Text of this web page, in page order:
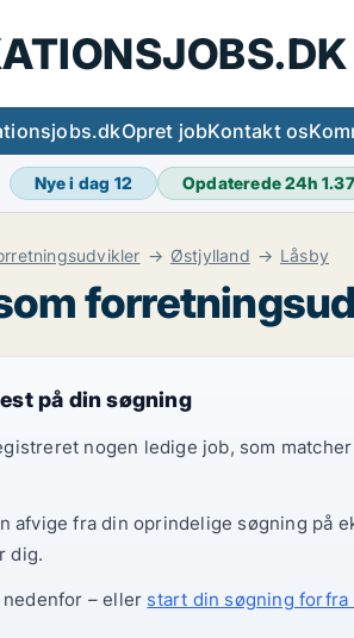
Opret jobKontakt os
Nye i dag 12 Opdaterede 24h
Østjylland Låsby
på din søgning
nogen ledige job, som
afvige fra din oprindelige søgning på
dig.
– eller start din søgning forfra